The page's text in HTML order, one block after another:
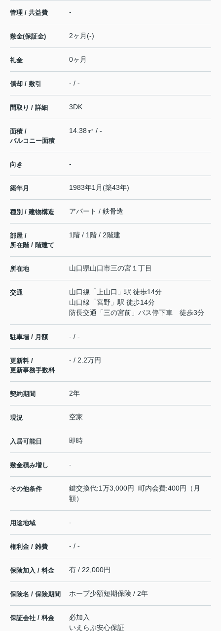
管理 / 共益費 -
敷金(保証金) 2ヶ月(-)
礼金 0ヶ月
償却 / 敷引 - / -
間取り / 詳細 3DK
面積 /
バルコニー面積
14.38㎡ / -
向き -
築年月 1983年1月(築43年)
種別 / 建物構造 アパート / 鉄骨造
部屋 /
所在階 / 階建て
1階 / 1階 / 2階建
所在地 山口県山口市三の宮 １丁目
交通 山口線 「 上山口 」駅 徒歩14分
山口線 「宮野 」駅 徒歩14分
防長交通「三の宮前」バス停下車 徒歩3分
駐車場 / 月額 - / -
更新料 /
更新事務手数料
- / 2.2万円
契約期間 2年
現況 空家
入居可能日 即時
敷金積み増し -
その他条件
鍵交換代:1万3,000円 町内会費:400円（月
額）
用途地域 -
権利金 / 雑費 - / -
保険加入 / 料金 有 / 22,000円
保険名 / 保険期間 ホープ少額短期保険 / 2年
保証会社 / 料金
必加入
いえらぶ安心保証